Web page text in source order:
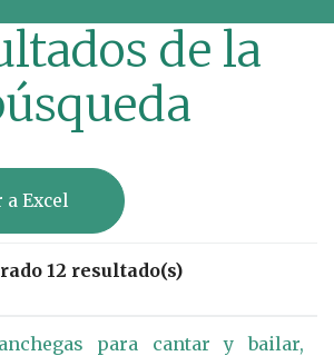
de la
Excel
12 resultado(s)
para cantar y bailar,